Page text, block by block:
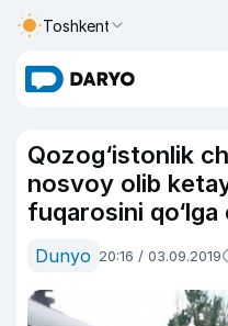
Toshkent
Qozog‘istonlik
nosvoy olib
fuqarosini qo‘lga
Dunyo 20:16 / 03.09.2019